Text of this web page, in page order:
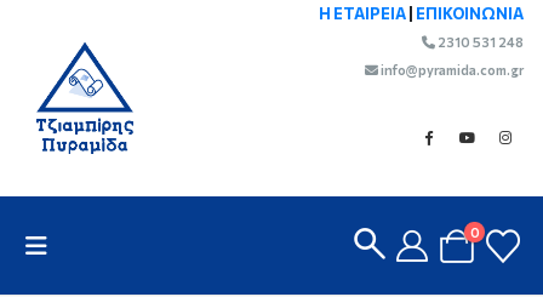
Η ΕΤΑΙΡΕΙΑ ΕΠΙΚΟΙΝΩΝΙΑ
2310 531 248
info@pyramida.com.gr
0